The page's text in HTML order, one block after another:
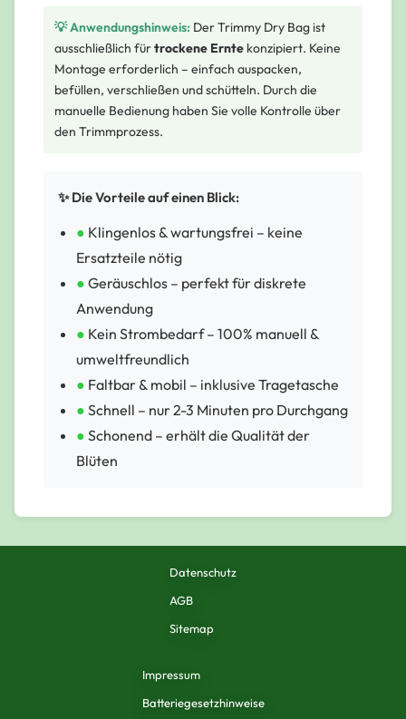
💡 Anwendungshinweis: Der Trimmy Dry Bag ist
ausschließlich fürtrockene Ernte konzipiert. Keine
Montage erforderlich – einfach auspacken,
befüllen, verschließen und schütteln. Durch die
manuelle Bedienung haben Sie volle Kontrolle über
den Trimmprozess.
✨ Die Vorteile auf einen Blick:
● Klingenlos & wartungsfrei – keine
Ersatzteile nötig
● Geräuschlos – perfekt für diskrete
Anwendung
● Kein Strombedarf – 100% manuell &
umweltfreundlich
● Faltbar & mobil – inklusive Tragetasche
● Schnell – nur 2-3 Minuten pro Durchgang
● Schonend – erhält die Qualität der
Blüten
Datenschutz
AGB
Sitemap
Impressum
Batteriegesetzhinweise